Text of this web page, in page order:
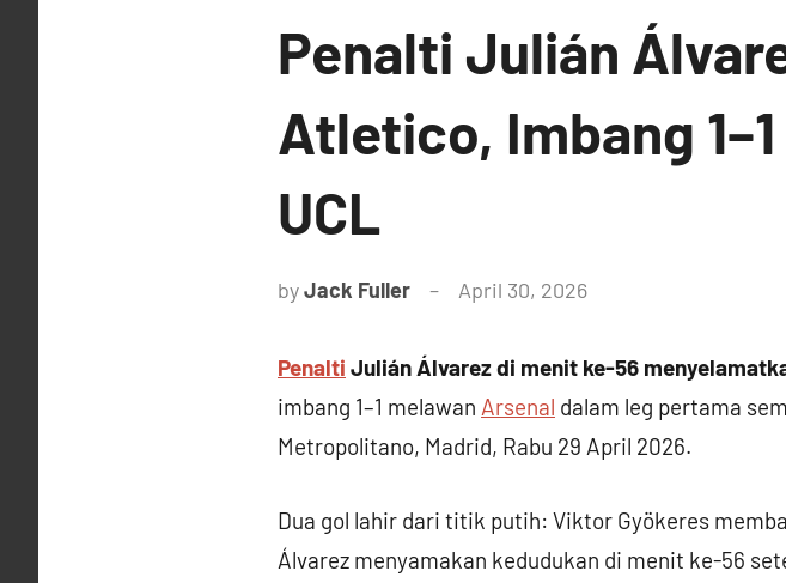
Penalti Julián
Atletico, Imbang
UCL
byJack Fuller April 30, 2026
Penalti Julián Álvarez di menit ke-56
imbang 1–1 melawan Arsenal dalam leg pertama
Metropolitano, Madrid, Rabu 29 April 2026.
Dua gol lahir dari titik putih: Viktor Gyökeres
Álvarez menyamakan kedudukan di menit ke-56